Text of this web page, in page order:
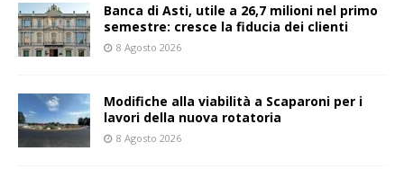
Banca di Asti, utile a 26,7 milioni nel primo
semestre: cresce la fiducia dei clienti
8 Agosto 2026
Modifiche alla viabilità a Scaparoni per i
lavori della nuova rotatoria
8 Agosto 2026